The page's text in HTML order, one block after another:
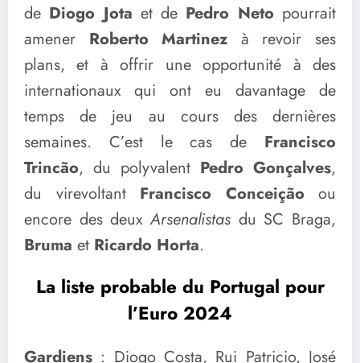
de Diogo Jota et de Pedro Neto pourrait
amener Roberto Martinez à revoir ses
plans, et à offrir une opportunité à des
internationaux qui ont eu davantage de
temps de jeu au cours des dernières
semaines. C’est le cas de Francisco
Trincão, du polyvalent Pedro Gonçalves,
du virevoltant Francisco Conceição ou
encore des deuxArsenalistas du SC Braga,
Bruma et Ricardo Horta.
La liste probable du Portugal pour
l’Euro 2024
Gardiens : Diogo Costa, Rui Patricio, José